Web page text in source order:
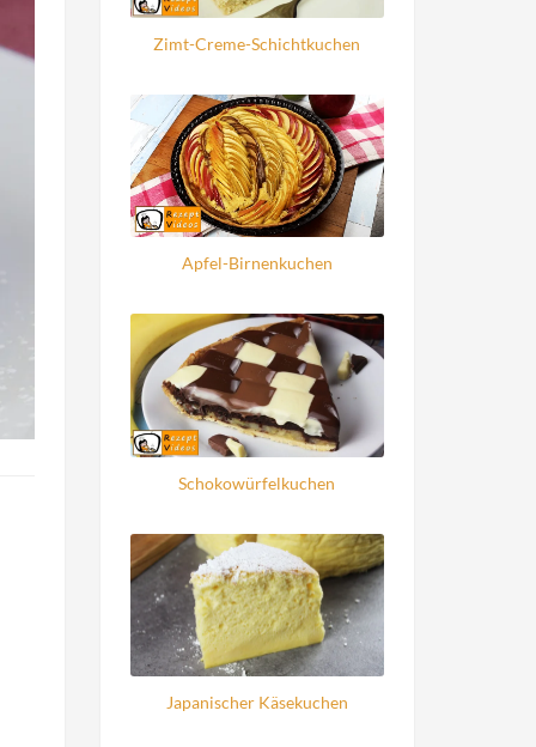
Zimt-Creme-Schichtkuchen
Apfel-Birnenkuchen
Schokowürfelkuchen
Japanischer Käsekuchen